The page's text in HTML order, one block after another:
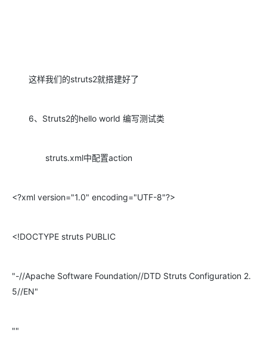
这样我们的struts2就搭建好了
6、Struts2的hello world 编写测试类
struts.xml中配置action
<?xml version="1.0" encoding="UTF-8"?>
<!DOCTYPE struts PUBLIC
"-//Apache Software Foundation//DTD Struts Configuration 2.
5//EN"
""